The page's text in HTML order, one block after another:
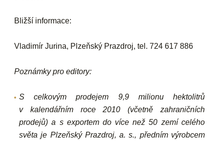
Bližší informace:
Vladimír Jurina, Plzeňský Prazdroj, tel. 724 617 886
Poznámky pro editory:
S celkovým prodejem 9,9 milionu hektolitrů
v kalendářním roce 2010 (včetně zahraničních
prodejů) a s exportem do více než 50 zemí celého
světa je Plzeňský Prazdroj, a. s., předním výrobcem